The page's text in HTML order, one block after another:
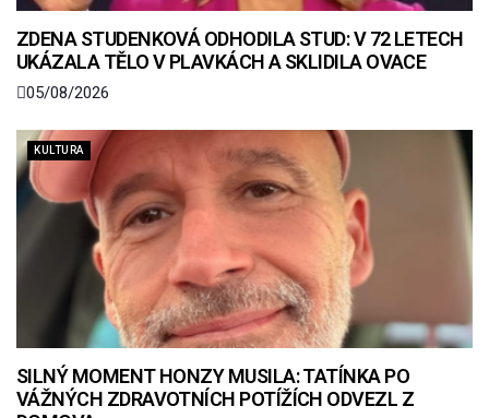
ZDENA STUDENKOVÁ ODHODILA STUD: V 72 LETECH
UKÁZALA TĚLO V PLAVKÁCH A SKLIDILA OVACE
05/08/2026
KULTURA
SILNÝ MOMENT HONZY MUSILA: TATÍNKA PO
VÁŽNÝCH ZDRAVOTNÍCH POTÍŽÍCH ODVEZL Z